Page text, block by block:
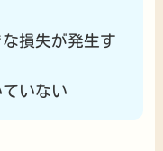
損失が発生す
いない